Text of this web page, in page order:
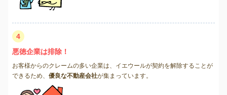
4
悪徳企業は排除！
お客様からのクレームの多い企業は、イエウールが契約を解除することが
できるため、 優良な不動産会社が集まっています。